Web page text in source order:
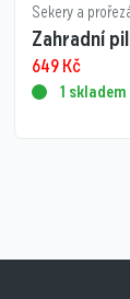
Sekery a
Zahradní
649Kč
1 skladem